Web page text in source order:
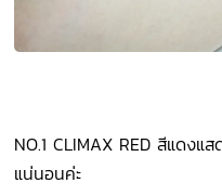
NO.1 CLIMAX RED สีแดง
แน่นอนค่ะ